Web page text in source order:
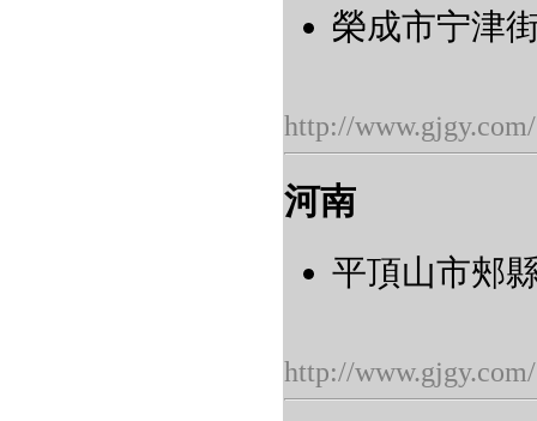
榮成市宁津
http://www.gjgy.com/
河南
平頂山市郟
http://www.gjgy.com/